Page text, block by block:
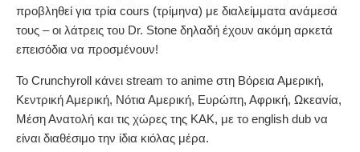
προβληθεί για τρία cours (τρίμηνα) με διαλείμματα ανάμεσά
τους – οι λάτρεις του Dr. Stone δηλαδή έχουν ακόμη αρκετά
επεισόδια να προσμένουν!
Το Crunchyroll κάνει stream το anime στη Βόρεια Αμερική,
Κεντρική Αμερική, Νότια Αμερική, Ευρώπη, Αφρική, Ωκεανία,
Μέση Ανατολή και τις χώρες της ΚΑΚ, με το english dub να
είναι διαθέσιμο την ίδια κιόλας μέρα.